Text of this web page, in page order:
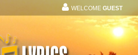
WELCOME GUEST